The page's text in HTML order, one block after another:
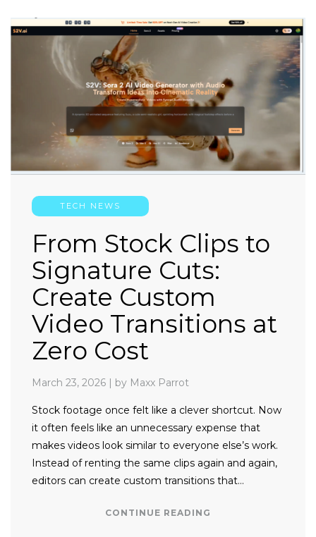
TECH NEWS
From Stock Clips to
Signature Cuts:
Create Custom
Video Transitions at
Zero Cost
March 23, 2026 | by Maxx Parrot
Stock footage once felt like a clever shortcut. Now
it often feels like an unnecessary expense that
makes videos look similar to everyone else’s work.
Instead of renting the same clips again and again,
editors can create custom transitions that…
CONTINUE READING